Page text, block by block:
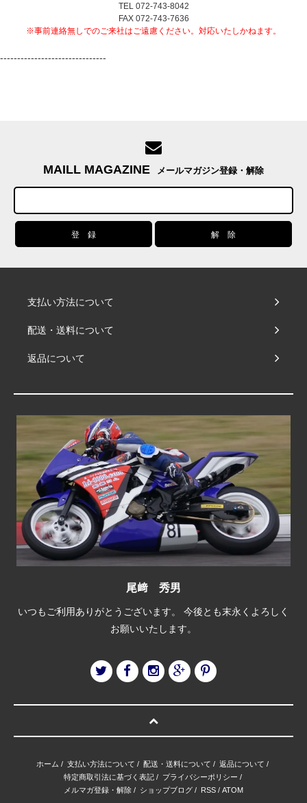
TEL 072-743-8042
FAX 072-743-7636
※事前連絡無しでのご来社はご遠慮ください。対応いたしかねます。
-------------------------------
MAILL MAGAZINE メールマガジン登録・解除
支払い方法について
配送・送料について
返品について
尾﨑 秀男
いつもご利用ありがとうございます。 今後とも末永くよろしく
お願いいたします。
ホーム / 支払い方法について / 配送・送料について / 返品について /
特定商取引法に基づく表記/ プライバシーポリシー /
メルマガ登録・解除 / ショップブログ / RSS / ATOM